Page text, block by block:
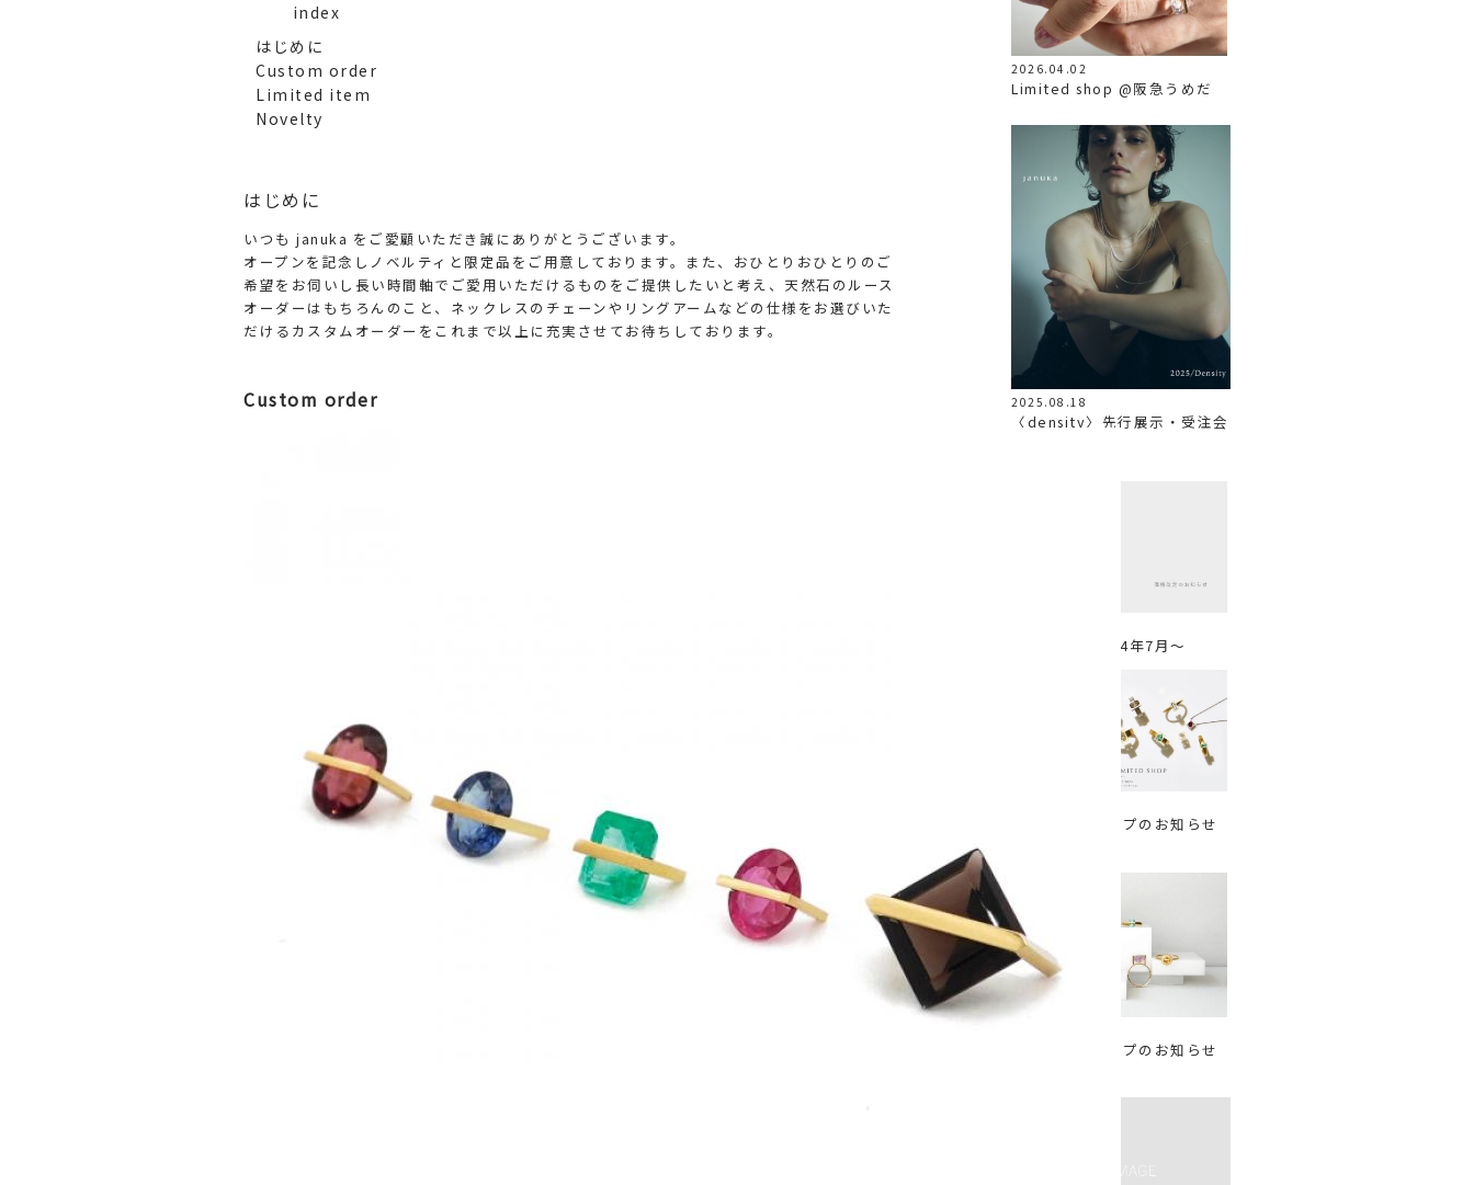
2026.04.02
Limited shop @阪急うめだ
2025.08.18
〈density〉先行展示・受注会
価格改定 / 2024年7月〜
期間限定ショップのお知らせ
期間限定ショップのお知らせ
index
はじめに
Custom order
Limited item
Novelty
はじめに
いつも januka をご愛顧いただき誠にありがとうございます。
オープンを記念しノベルティと限定品をご用意しております。また、おひとりおひとりのご
希望をお伺いし長い時間軸でご愛用いただけるものをご提供したいと考え、天然石のルース
オーダーはもちろんのこと、ネックレスのチェーンやリングアームなどの仕様をお選びいた
だけるカスタムオーダーをこれまで以上に充実させてお待ちしております。
Custom order